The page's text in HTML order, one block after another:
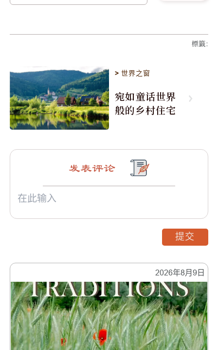
標籤:
>世界之窗
宛如童话世界
般的乡村住宅
2026年8月9日
发表评论
提交